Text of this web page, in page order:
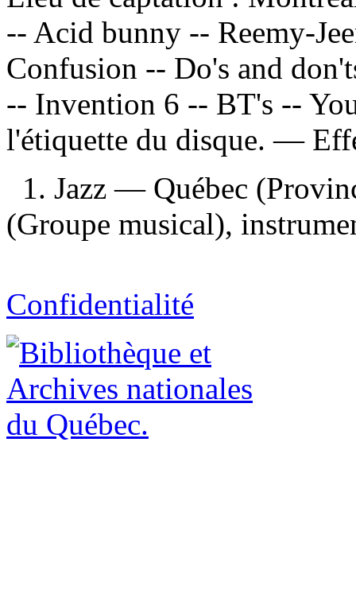
-- Acid bunny -- Reemy-
Confusion -- Do's and
-- Invention 6 -- BT's --
l'étiquette du disque. —
1. Jazz — Québec
(Groupe musical),
Confidentialité